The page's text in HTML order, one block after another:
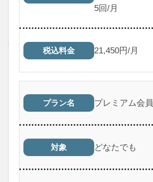
5回/月
税込料金 21,450円/月
プラン名 プレミアム会員
対象 どなたでも